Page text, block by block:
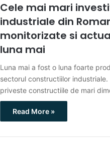
Cele mai mari
industriale din
monitorizate si
luna mai
Luna mai a fost o luna foarte
sectorul constructiilor
priveste constructiile de mari
Read More »